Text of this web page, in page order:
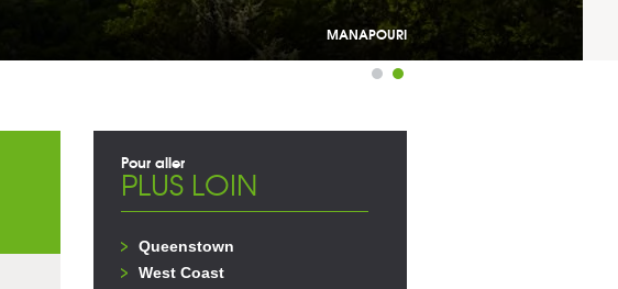
MANAPOURI
Pour aller
PLUS LOIN
Queenstown
West Coast